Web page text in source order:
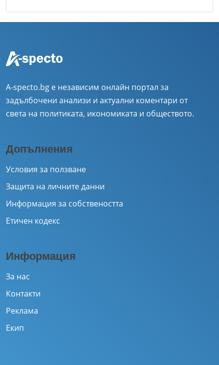
A-specto.bg е независим онлайн портал за
задълбочени анализи и актуални коментари от
света на политиката, икономиката и обществото.
Допълнения
Условия за ползване
Защита на личните данни
Информация за собствеността
Етичен кодекс
Информация
За нас
Контакти
Реклама
Екип